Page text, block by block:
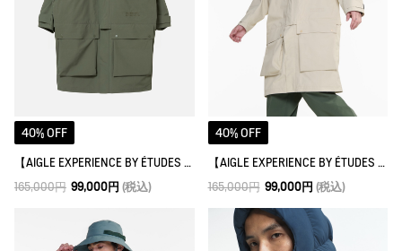
40% OFF
【AIGLE EXPERIENCE BY ÉTUDES STUDIO】 4IN1フーデッドジャケット
165,000円 99,000円 (税込)
40% OFF
【AIGLE EXPERIENCE BY ÉTUDES STUDIO】 4IN1フーデッドジャケット
165,000円 99,000円 (税込)